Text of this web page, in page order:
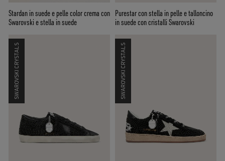
Stardan in suede e pelle color crema con
Swarovski e stella in suede
Purestar con stella in pelle e talloncino
in suede con cristalli Swarovski
SWAROVSKI CRYSTALS SWAROVSKI CRYSTALS